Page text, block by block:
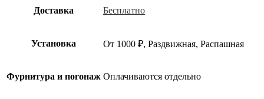
Доставка Бесплатно
Установка От 1000 ₽, Раздвижная, Распашная
Фурнитура и погонаж Оплачиваются отдельно